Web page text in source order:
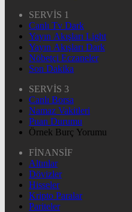
SERVİS 1
Canlı Tv Dark
Yayın Akışları Light
Yayın Akışları Dark
Nöbetçi Eczaneler
Son Dakika
SERVİS 3
Canlı Borsa
Namaz Vakitleri
Puan Durumu
Örnek Burç Yorumu
FİNANSİF
Altınlar
Dövizler
Hisseler
Kripto Paralar
Pariteler